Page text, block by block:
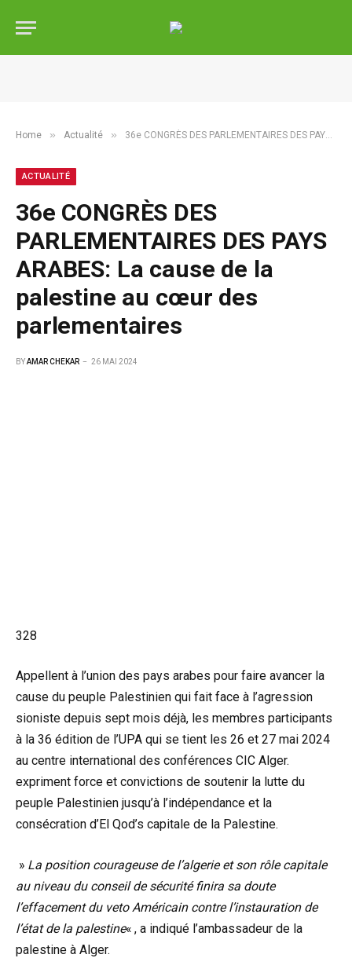
Home » Actualité » 36e CONGRÈS DES PARLEMENTAIRES DES PAYS ARABES: La cause de la palestine au cœur des parlementaires
ACTUALITÉ
36e CONGRÈS DES
PARLEMENTAIRES DES PAYS
ARABES: La cause de la
palestine au cœur des
parlementaires
BYAMAR CHEKAR 26 MAI 2024
328
Appellent à l’union des pays arabes pour faire avancer la
cause du peuple Palestinien qui fait face à l’agression
sioniste depuis sept mois déjà, les membres participants
à la 36 édition de l’UPA qui se tient les 26 et 27 mai 2024
au centre international des conférences CIC Alger.
expriment force et convictions de soutenir la lutte du
peuple Palestinien jusqu’à l’indépendance et la
consécration d’El Qod’s capitale de la Palestine.
» La position courageuse de l’algerie et son rôle capitale
au niveau du conseil de sécurité finira sa doute
l’effacement du veto Américain contre l’instauration de
l’état de la palestine« , a indiqué l’ambassadeur de la
palestine à Alger.